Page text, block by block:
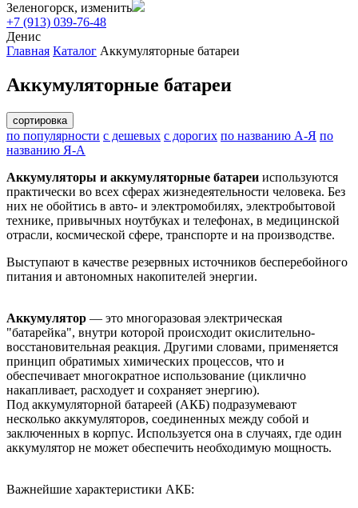
Зеленогорск, изменить
+7 (913) 039-76-48
Денис
Главная Каталог Аккумуляторные батареи
Аккумуляторные батареи
сортировка
по популярности с дешевых с дорогих по названию А-Я по
названию Я-А
Аккумуляторы и аккумуляторные батареи используются
практически во всех сферах жизнедеятельности человека. Без
них не обойтись в авто- и электромобилях, электробытовой
технике, привычных ноутбуках и телефонах, в медицинской
отрасли, космической сфере, транспорте и на производстве.
Выступают в качестве резервных источников бесперебойного
питания и автономных накопителей энергии.
Аккумулятор — это многоразовая электрическая
"батарейка", внутри которой происходит окислительно-
восстановительная реакция. Другими словами, применяется
принцип обратимых химических процессов, что и
обеспечивает многократное использование (циклично
накапливает, расходует и сохраняет энергию).
Под аккумуляторной батареей (АКБ) подразумевают
несколько аккумуляторов, соединенных между собой и
заключенных в корпус. Используется она в случаях, где один
аккумулятор не может обеспечить необходимую мощность.
Важнейшие характеристики АКБ: